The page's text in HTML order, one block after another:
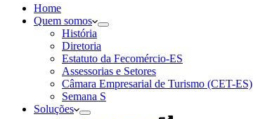
Home
Quem somos
História
Diretoria
Estatuto da Fecomércio-ES
Assessorias e Setores
Câmara Empresarial de Turismo (CET-ES)
Semana S
Soluções